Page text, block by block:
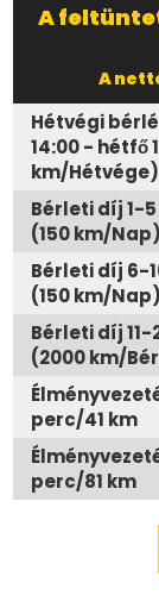
A
A
Hétvégi
14:00 - hétfő
km/Hétvége)
Bérleti díj 1-
(150 km/Nap)
Bérleti díj 6-
(150 km/Nap)
Bérleti díj 11-
(2000 km/
perc/41 km
perc/81 km